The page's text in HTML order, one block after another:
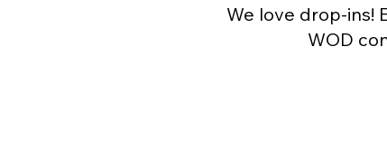
We love drop-ins!
WOD